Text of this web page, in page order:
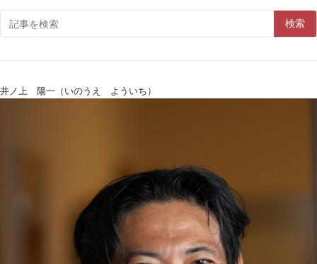
検索
井ノ上 陽一（いのうえ よういち）